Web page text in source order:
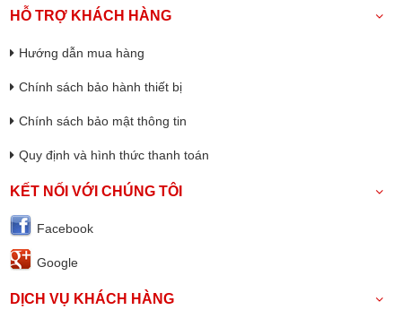
HỖ TRỢ KHÁCH HÀNG
Hướng dẫn mua hàng
Chính sách bảo hành thiết bị
Chính sách bảo mật thông tin
Quy định và hình thức thanh toán
KẾT NỐI VỚI CHÚNG TÔI
Facebook
Google
DỊCH VỤ KHÁCH HÀNG